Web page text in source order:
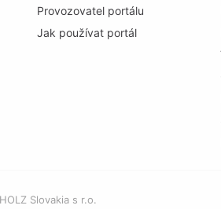
Provozovatel portálu
Jak používat portál
Slovakia s r.o.